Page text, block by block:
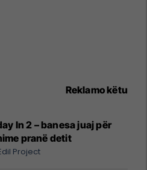
Reklamo këtu
In 2 – banesa juaj për
pranë detit
Project